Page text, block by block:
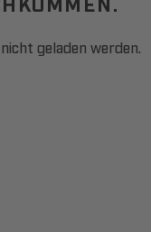
geladen werden.